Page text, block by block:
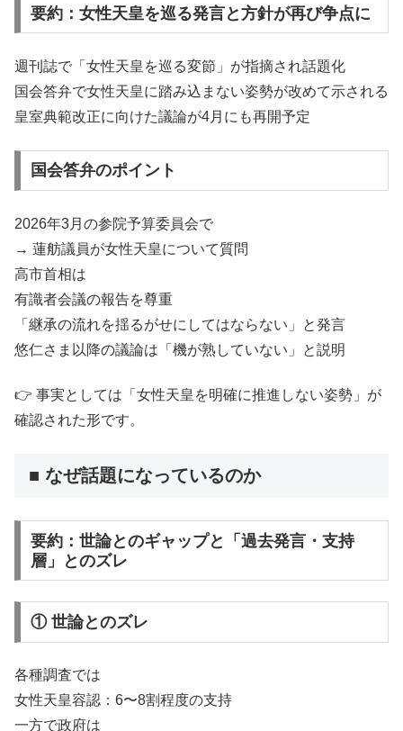
要約：女性天皇を巡る発言と方針が再び争点に
週刊誌で「女性天皇を巡る変節」が指摘され話題化
国会答弁で女性天皇に踏み込まない姿勢が改めて示される
皇室典範改正に向けた議論が4月にも再開予定
国会答弁のポイント
2026年3月の参院予算委員会で
→ 蓮舫議員が女性天皇について質問
高市首相は
有識者会議の報告を尊重
「継承の流れを揺るがせにしてはならない」と発言
悠仁さま以降の議論は「機が熟していない」と説明
👉 事実としては「女性天皇を明確に推進しない姿勢」が
確認された形です。
■ なぜ話題になっているのか
要約：世論とのギャップと「過去発言・支持
層」とのズレ
① 世論とのズレ
各種調査では
女性天皇容認：6〜8割程度の支持
一方で政府は